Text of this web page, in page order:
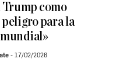
Trump como
peligro para la
17/02/2026